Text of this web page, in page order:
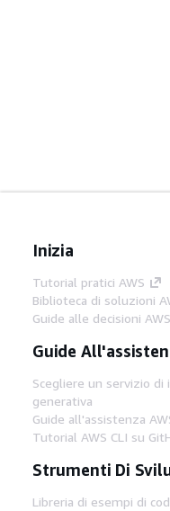
Inizia
Tutorial pratici AWS
Biblioteca di soluzioni
Guide alle decisioni AWS
Guide
Scegliere un servizio
generativa
Guide all'assistenza
Tutorial AWS CLI su
Strumenti Di
Libreria di esempi di